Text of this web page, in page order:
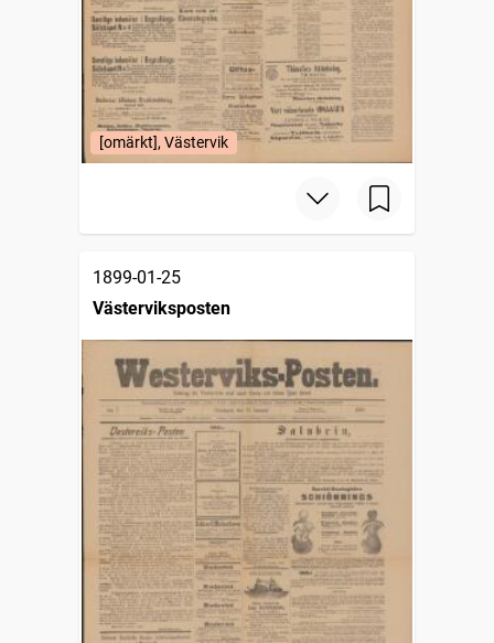
[omärkt], Västervik
1899-01-25
Västerviksposten